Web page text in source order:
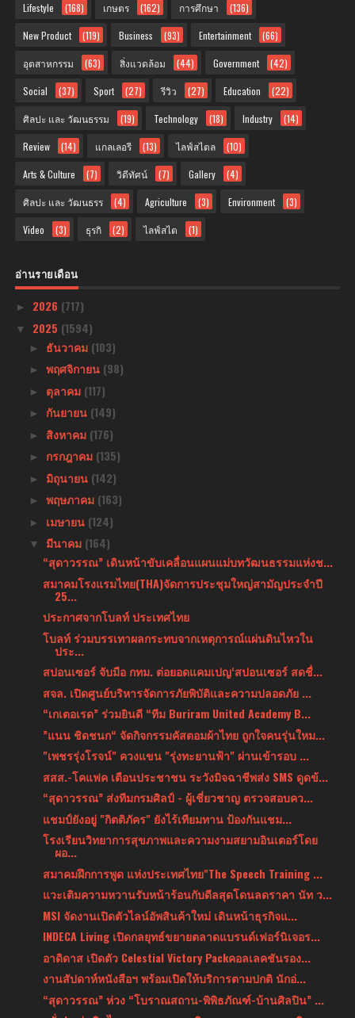
Lifestyle (168) เกษตร (162) การศึกษา (136)
New Product (119) Business (93) Entertainment (66)
อุตสาหกรรม (63) สิ่งแวดล้อม (44) Government (42)
Social (37) Sport (27) รีวิว (27) Education (22)
ศิลปะ และ วัฒนธรรม (19) Technology (18) Industry (14)
Review (14) แกลเลอรี (13) ไลฟ์สไตล (10)
Arts & Culture (7) วิดีทัศน์ (7) Gallery (4)
ศิลปะ และ วัฒนธรร (4) Agriculture (3) Environment (3)
Video (3) ธุรกิ (2) ไลฟ์สไต (1)
อ่านรายเดือน
► 2026 (717)
▼ 2025 (1594)
► ธันวาคม (103)
► พฤศจิกายน (98)
► ตุลาคม (117)
► กันยายน (149)
► สิงหาคม (176)
► กรกฎาคม (135)
► มิถุนายน (142)
► พฤษภาคม (163)
► เมษายน (124)
▼ มีนาคม (164)
“สุดาวรรณ” เดินหน้าขับเคลื่อนแผนแม่บทวัฒนธรรมแห่งช...
สมาคมโรงแรมไทย(THA)จัดการประชุมใหญ่สามัญประจำปี
25...
ประกาศจากโบลท์ ประเทศไทย
โบลท์ ร่วมบรรเทาผลกระทบจากเหตุการณ์แผ่นดินไหวใน
ประ...
สปอนเซอร์ จับมือ กทม. ต่อยอดแคมเปญ‘สปอนเซอร์ สดชื่...
สจล. เปิดศูนย์บริหารจัดการภัยพิบัติและความปลอดภัย ...
“เกเตอเรด” ร่วมยินดี “ทีม Buriram United Academy B...
”แนน ชิดชนก“ จัดกิจกรรมคัสตอมผ้าไทย ถูกใจคนรุ่นใหม...
"เพชรรุ่งโรจน์" ควงแขน "รุ่งทะยานฟ้า" ผ่านเข้ารอบ ...
สสส.-โคแฟค เตือนประชาชน ระวังมิจฉาชีพส่ง SMS ดูดข้...
“สุดาวรรณ” ส่งทีมกรมศิลป์ - ผู้เชี่ยวชาญ ตรวจสอบคว...
แชมป์ยังอยู่ "กิตติภัคร" ยังไร้เทียมทาน ป้องกันแชม...
โรงเรียนวิทยาการสุขภาพและความงามสยามอินเตอร์โดย
ผอ...
สมาคมฝึกการพูด แห่งประเทศไทย"The Speech Training ...
แวะเติมความหวานรับหน้าร้อนกับดีลสุดโดนลดราคา นัท ว...
MSI จัดงานเปิดตัวไลน์อัพสินค้าใหม่ เดินหน้าธุรกิจแ...
INDECA Living เปิดกลยุทธ์ขยายตลาดแบรนด์เฟอร์นิเจอร...
อาดิดาส เปิดตัว Celestial Victory Packคอลเลคชันรอง...
งานสัปดาห์หนังสือฯ พร้อมเปิดให้บริการตามปกติ นักอ่...
“สุดาวรรณ” ห่วง “โบราณสถาน-พิพิธภัณฑ์-บ้านศิลปิน” ...